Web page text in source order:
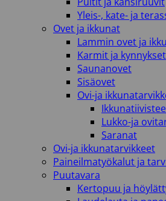
Yleis-, kate- ja
Ovet ja ikkunat
Lammin ovet ja
Karmit ja kynnykset
Saunanovet
Sisäovet
Ovi-ja
Lukko-ja
Saranat
Ovi-ja ikkunatarvikkeet
Paineilmatyökalut ja
Puutavara
Kertopuu ja